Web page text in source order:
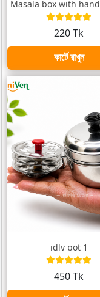
220 Tk
কার্টে রাখুন
idly pot 1
450 Tk